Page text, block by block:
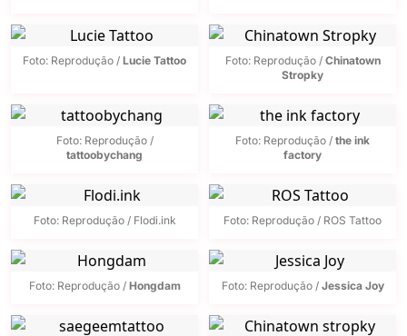
Foto: Reprodução / Lucie Tattoo Foto: Reprodução / Chinatown
Stropky
Foto: Reprodução /
tattoobychang
Foto: Reprodução / the ink
factory
Foto: Reprodução / Flodi.ink Foto: Reprodução / ROS Tattoo
Foto: Reprodução / Hongdam Foto: Reprodução / Jessica Joy